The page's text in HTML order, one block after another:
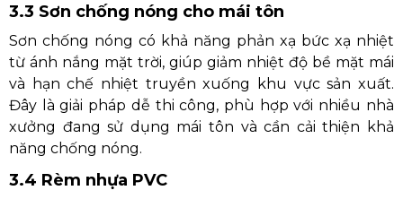
3.3 Sơn chống nóng cho mái tôn
Sơn chống nóng có khả năng phản xạ bức xạ nhiệt
từ ánh nắng mặt trời, giúp giảm nhiệt độ bề mặt mái
và hạn chế nhiệt truyền xuống khu vực sản xuất.
Đây là giải pháp dễ thi công, phù hợp với nhiều nhà
xưởng đang sử dụng mái tôn và cần cải thiện khả
năng chống nóng.
3.4 Rèm nhựa PVC